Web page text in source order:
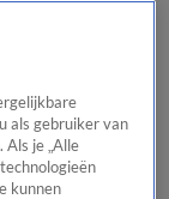
Hart
Tip de
als gebruiker van
Als je „Alle
kunnen